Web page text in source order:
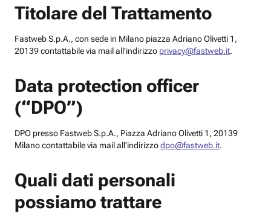
Titolare del Trattamento
Fastweb S.p.A., con sede in Milano piazza Adriano Olivetti 1,
20139 contattabile via mail all’indirizzo privacy@fastweb.it.
Data protection officer
(“DPO”)
DPO presso Fastweb S.p.A., Piazza Adriano Olivetti 1, 20139
Milano contattabile via mail all’indirizzodpo@fastweb.it.
Quali dati personali
possiamo trattare